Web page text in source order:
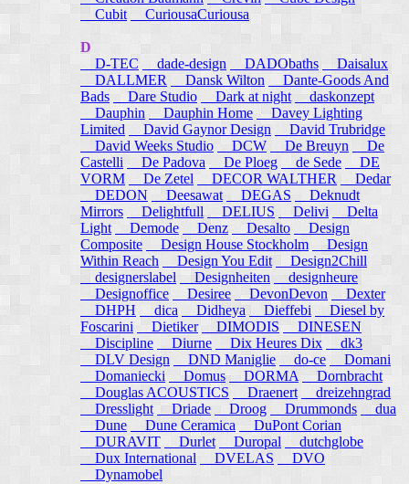
Cubit
CuriousaCuriousa
D
D-TEC
dade-design DADObaths
Daisalux
DALLMER
Dansk Wilton
Dante-Goods And
Bads
Dare Studio Dark at night
daskonzept
Dauphin
Dauphin Home
Davey Lighting
Limited
David Gaynor Design
David Trubridge
David Weeks Studio
DCW De Breuyn
De
Castelli
De Padova De Ploeg de Sede
DE
VORM
De Zetel DECOR WALTHER
Dedar
DEDON
Deesawat DEGAS
Deknudt
Mirrors
Delightfull DELIUS Delivi
Delta
Light
Demode Denz Desalto
Design
Composite
Design House Stockholm
Design
Within Reach
Design You Edit
Design2Chill
designerslabel
Designheiten
designheure
Designoffice
Desiree DevonDevon
Dexter
DHPH
dica Didheya Dieffebi
Diesel by
Foscarini
Dietiker DIMODIS
DINESEN
Discipline
Diurne Dix Heures Dix
dk3
DLV Design
DND Maniglie do-ce
Domani
Domaniecki
Domus DORMA
Dornbracht
Douglas ACOUSTICS
Draenert
dreizehngrad
Dresslight Driade Droog Drummonds
dua
Dune
Dune Ceramica
DuPont Corian
DURAVIT
Durlet Duropal
dutchglobe
Dux International
DVELAS
DVO
Dynamobel